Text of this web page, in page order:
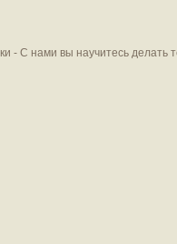
С нами вы научитесь делать